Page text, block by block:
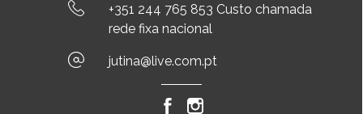
+351 244 765 853 Custo chamada
rede fixa nacional
jutina@live.com.pt